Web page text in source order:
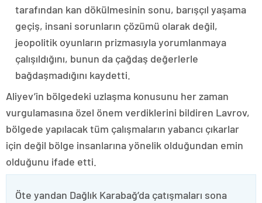
tarafından kan dökülmesinin sonu, barışçıl yaşama
geçiş, insani sorunların çözümü olarak değil,
jeopolitik oyunların prizmasıyla yorumlanmaya
çalışıldığını, bunun da çağdaş değerlerle
bağdaşmadığını kaydetti.
Aliyev’in bölgedeki uzlaşma konusunu her zaman
vurgulamasına özel önem verdiklerini bildiren Lavrov,
bölgede yapılacak tüm çalışmaların yabancı çıkarlar
için değil bölge insanlarına yönelik olduğundan emin
olduğunu ifade etti.
Öte yandan Dağlık Karabağ’da çatışmaları sona